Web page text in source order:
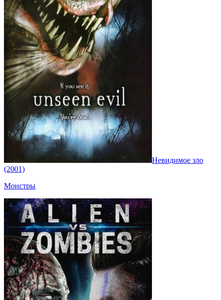
Невидимое зло
(2001)
Монстры